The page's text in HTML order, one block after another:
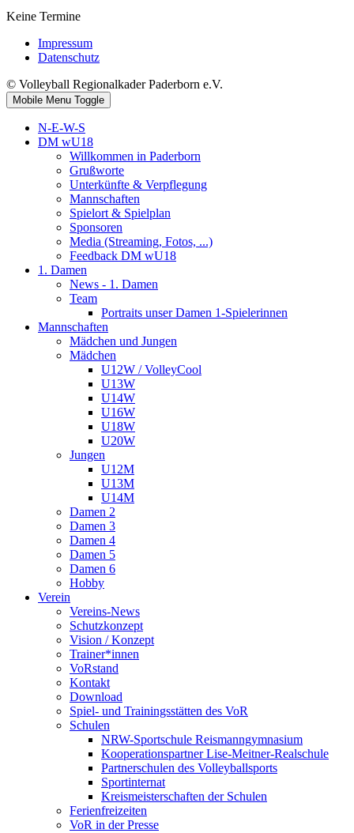
Keine Termine
Impressum
Datenschutz
© Volleyball Regionalkader Paderborn e.V.
Mobile Menu Toggle
N-E-W-S
DM wU18
Willkommen in Paderborn
Grußworte
Unterkünfte & Verpflegung
Mannschaften
Spielort & Spielplan
Sponsoren
Media (Streaming, Fotos, ...)
Feedback DM wU18
1. Damen
News - 1. Damen
Team
Portraits unser Damen 1-Spielerinnen
Mannschaften
Mädchen und Jungen
Mädchen
U12W / VolleyCool
U13W
U14W
U16W
U18W
U20W
Jungen
U12M
U13M
U14M
Damen 2
Damen 3
Damen 4
Damen 5
Damen 6
Hobby
Verein
Vereins-News
Schutzkonzept
Vision / Konzept
Trainer*innen
VoRstand
Kontakt
Download
Spiel- und Trainingsstätten des VoR
Schulen
NRW-Sportschule Reismanngymnasium
Kooperationspartner Lise-Meitner-Realschule
Partnerschulen des Volleyballsports
Sportinternat
Kreismeisterschaften der Schulen
Ferienfreizeiten
VoR in der Presse